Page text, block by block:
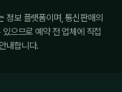
정보 플랫폼이며, 통신판매의
으므로 예약 전 업체에 직접
내합니다.